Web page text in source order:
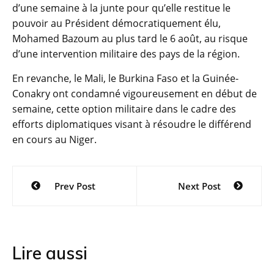
d’une semaine à la junte pour qu’elle restitue le
pouvoir au Président démocratiquement élu,
Mohamed Bazoum au plus tard le 6 août, au risque
d’une intervention militaire des pays de la région.
En revanche, le Mali, le Burkina Faso et la Guinée-
Conakry ont condamné vigoureusement en début de
semaine, cette option militaire dans le cadre des
efforts diplomatiques visant à résoudre le différend
en cours au Niger.
Navigation
Prev Post Next Post
Lire aussi